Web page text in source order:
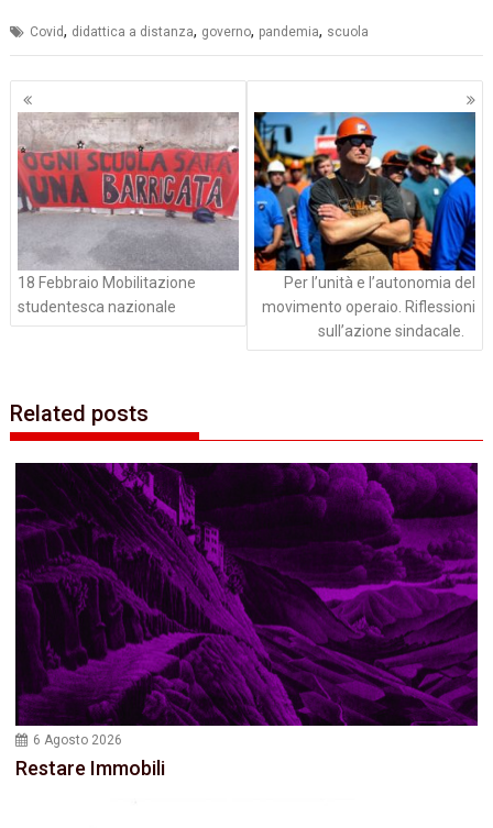
Covid, didattica a distanza, governo, pandemia, scuola
Navigazione
articoli
18 Febbraio Mobilitazione
studentesca nazionale
Per l’unità e l’autonomia del
movimento operaio. Riflessioni
sull’azione sindacale.
Related posts
6 Agosto 2026
Restare Immobili